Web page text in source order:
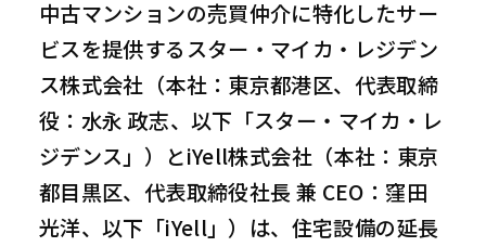
サステナビリティ
投資家情報
経営方針
業績・財務情報
IRライブラリ
株主総会
中古マンションの売買仲介に特化したサー
ビスを提供するスター・マイカ・レジデン
ス株式会社（本社：東京都港区、代表取締
役：水永 政志、以下「スター・マイカ・レ
ジデンス」）とiYell株式会社（本社：東京
都目黒区、代表取締役社長 兼 CEO：窪田
光洋、以下「iYell」）は、住宅設備の延長